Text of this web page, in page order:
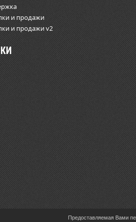
и продажи
и продажи v2
Предоставляемая Вами